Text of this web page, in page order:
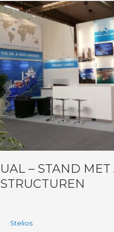
UAL – STAND
STRUCTUREN
Stelios
UAL
–
Stand
met
aluminium
structuren